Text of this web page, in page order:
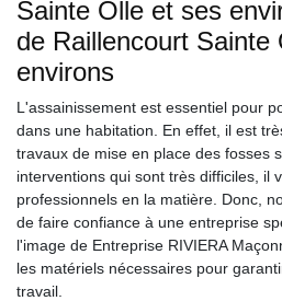
Sainte Olle et ses
de Raillencourt Sainte
environs
L'assainissement est essentiel pour
dans une habitation. En effet, il est
travaux de mise en place des fosses
interventions qui sont très difficiles, il
professionnels en la matière. Donc,
de faire confiance à une entreprise
l'image de Entreprise RIVIERA
les matériels nécessaires pour
travail.